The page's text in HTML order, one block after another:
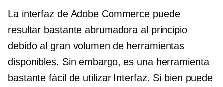
La interfaz de Adobe Commerce puede
resultar bastante abrumadora al principio
debido al gran volumen de herramientas
disponibles. Sin embargo, es una herramienta
bastantefácil de utilizarInterfaz. Si bien puede